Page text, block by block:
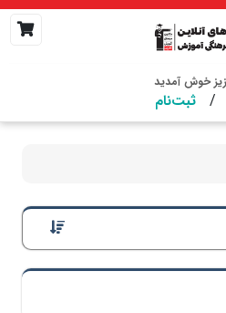
خوش آمدید
/ ثبت‌نام